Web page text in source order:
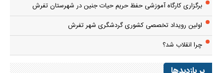
برگزاری کارگاه آموزشی حفظ حریم حیات جنین در شهرستان تفرش
اولین رویداد تخصصی کشوری گردشگری شهر تفرش
چرا انقلاب شد؟